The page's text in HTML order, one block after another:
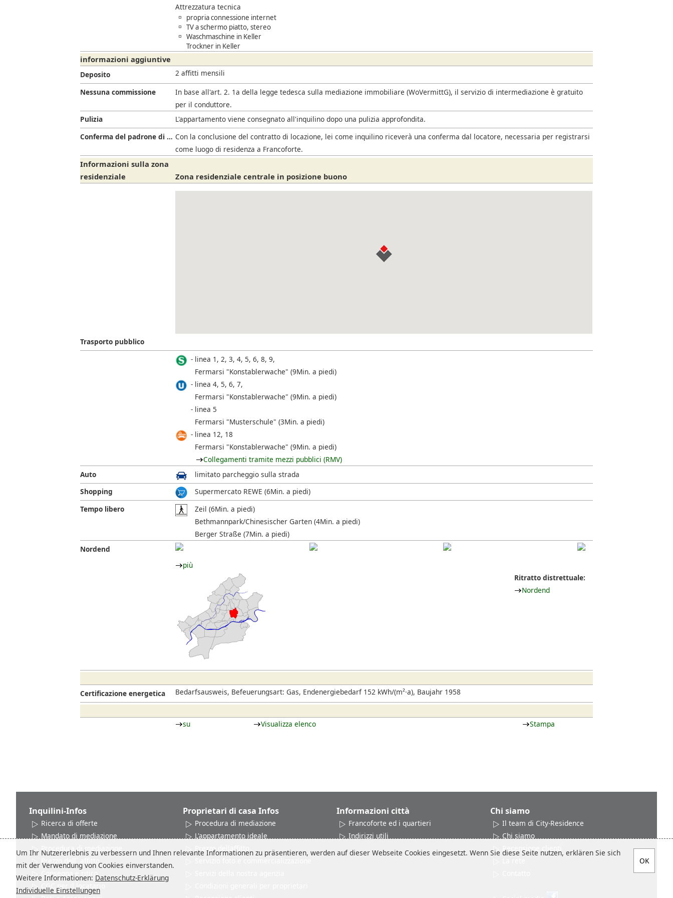
Attrezzatura tecnica
propria connessione internet
TV a schermo piatto, stereo
Waschmaschine in Keller
Trockner in Keller
informazioni aggiuntive
Deposito
2 affitti mensili
Nessuna commissione
In base all'art. 2. 1a della legge tedesca sulla mediazione immobiliare (WoVermittG), il servizio di intermediazione è gratuito
per il conduttore.
Pulizia
L'appartamento viene consegnato all'inquilino dopo una pulizia approfondita.
Conferma del padrone di casa Con la conclusione del contratto di locazione, lei come inquilino riceverà una conferma dal locatore, necessaria per registrarsi
come luogo di residenza a Francoforte.
Informazioni sulla zona
residenziale
Zona residenziale centrale in posizione buono
Trasporto pubblico
linea 1, 2, 3, 4, 5, 6, 8, 9,
Fermarsi "Konstablerwache" (9Min. a piedi)
linea 4, 5, 6, 7,
Fermarsi "Konstablerwache" (9Min. a piedi)
linea 5
Fermarsi "Musterschule" (3Min. a piedi)
linea 12, 18
Fermarsi "Konstablerwache" (9Min. a piedi)
Collegamenti tramite mezzi pubblici (RMV)
Auto
limitato parcheggio sulla strada
Shopping
Supermercato REWE (6Min. a piedi)
Tempo libero
Zeil (6Min. a piedi)
Bethmannpark/Chinesischer Garten (4Min. a piedi)
Berger Straße (7Min. a piedi)
Nordend
più
Ritratto distrettuale:
Nordend
Certificazione energetica Bedarfsausweis, Befeuerungsart: Gas, Endenergiebedarf 152 kWh/(m²·a), Baujahr 1958
su Visualizza elenco Stampa
Inquilini-Infos
Ricerca di offerte
Mandato di mediazione
Procedura di mediazione
Prezzo dell´ affitto
Consegna e ritiro
CGC per il locatario
Proprietari di casa Infos
Procedura di mediazione
L'appartamento ideale
Prezzo dellaffitto
Informazioni città
Francoforte ed i quartieri
Indirizzi utili
Chi siamo
Il team di City-Residence
Chi siamo
Recensione clienti
Um Ihr Nutzererlebnis zu verbessern und Ihnen relevante Informationen zu präsentieren, werden auf dieser Webseite Cookies eingesetzt. Wenn Sie diese Seite nutzen, erklären Sie sich
mit der Verwendung von Cookies einverstanden.
Weitere Informationen: Datenschutz-Erklärung
Individuelle Einstellungen